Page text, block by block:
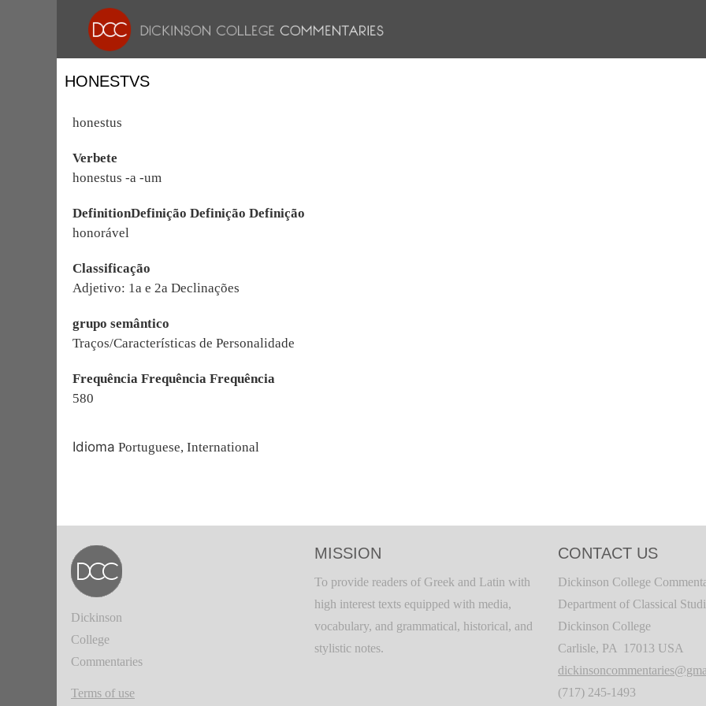
HONESTVS
honestus
Verbete
honestus -a -um
DefinitionDefinição Definição Definição
honorável
Classificação
Adjetivo: 1a e 2a Declinações
grupo semântico
Traços/Características de Personalidade
Frequência Frequência Frequência
580
Idioma Portuguese, International
Dickinson
College
Commentaries
Terms of use
MISSION
To provide readers of Greek and Latin with
high interest texts equipped with media,
vocabulary, and grammatical, historical, and
stylistic notes.
CONTACT US
Dickinson College
Department of Classical
Dickinson College
Carlisle, PA 17013 USA
(717) 245-1493